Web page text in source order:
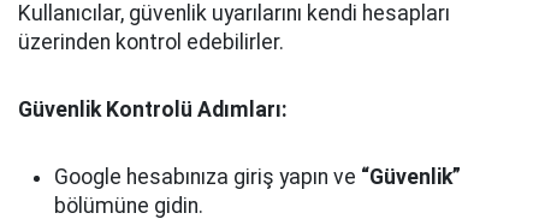
Kullanıcılar, güvenlik uyarılarını kendi hesapları
üzerinden kontrol edebilirler.
Güvenlik Kontrolü Adımları:
Google hesabınıza giriş yapın ve “Güvenlik”
bölümüne gidin.